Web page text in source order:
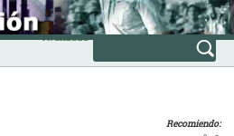
Avanzada
Recomiendo: